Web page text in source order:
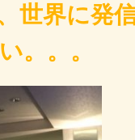
世界に発
。。。